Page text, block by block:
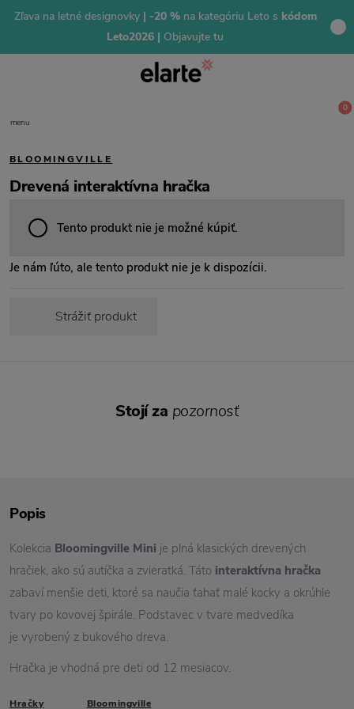
Zľava na letné designovky| -20 % na kategóriu Leto s kódom
Leto2026 | Objavujte tu
menu
0
BLOOMINGVILLE
Drevená interaktívna hračka
Tento produkt nie je možné kúpiť.
Je nám ľúto, ale tento produkt nie je k dispozícii.
Strážiť produkt
Popis
Kolekcia Bloomingville Mini je plná klasických drevených
hračiek, ako sú autíčka a zvieratká. Táto interaktívna hračka
zabaví menšie deti, ktoré sa naučia ťahať malé kocky a okrúhle
tvary po kovovej špirále. Podstavec v tvare medvedíka
je vyrobený z bukového dreva.
Hračka je vhodná pre deti od 12 mesiacov.
Hračky Bloomingville
Stojí za pozornosť